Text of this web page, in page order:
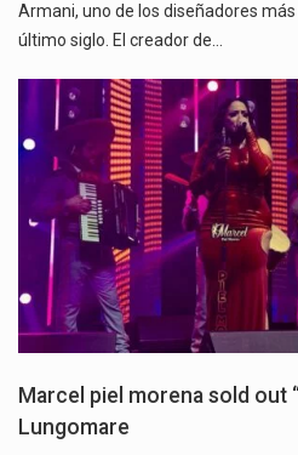
Armani, uno de los diseñadores
último siglo. El creador de…
Marcel piel morena sold out
Lungomare